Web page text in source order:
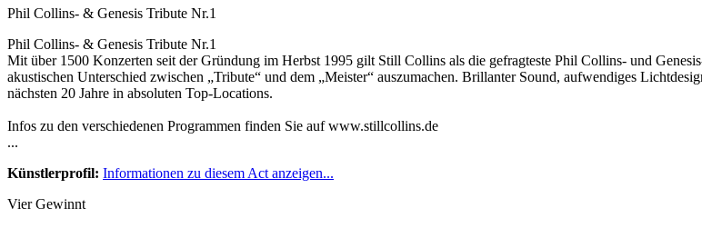
Phil Collins- & Genesis Tribute Nr.1
Phil Collins- & Genesis Tribute Nr.1
Mit über 1500 Konzerten seit der Gründung im Herbst 1995 gilt Still Collins als die gefragteste Phil Collins- und
akustischen Unterschied zwischen „Tribute“ und dem „Meister“ auszumachen. Brillanter Sound, aufwendiges
nächsten 20 Jahre in absoluten Top-Locations.
Infos zu den verschiedenen Programmen finden Sie auf www.stillcollins.de
...
Künstlerprofil: Informationen zu diesem Act anzeigen...
Vier Gewinnt